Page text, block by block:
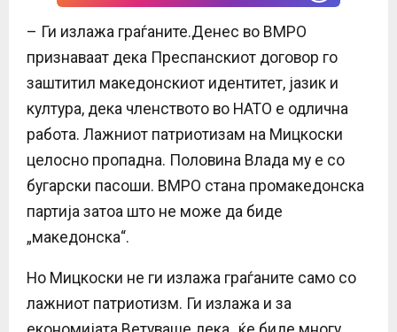
– Ги излажа граѓаните.Денес во ВМРО
признаваат дека Преспанскиот договор го
заштитил македонскиот идентитет, јазик и
култура, дека членството во НАТО е одлична
работа. Лажниот патриотизам на Мицкоски
целосно пропадна. Половина Влада му е со
бугарски пасоши. ВМРО стана промакедонска
партија затоа што не може да биде
„македонска“.
Но Мицкоски не ги излажа граѓаните само со
лажниот патриотизм. Ги излажа и за